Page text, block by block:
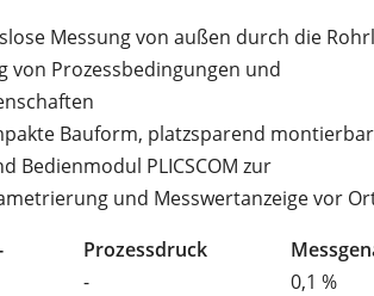
Messung von außen durch die
von Prozessbedingungen und
Bauform, platzsparend montierbar
Bedienmodul PLICSCOM zur
und Messwertanzeige vor
Prozessdruck
-
0,1 %